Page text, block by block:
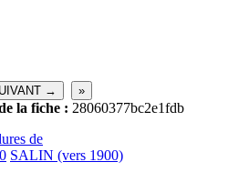
→ »
la fiche : 28060377bc2e1fdb
de
SALIN (vers 1900)